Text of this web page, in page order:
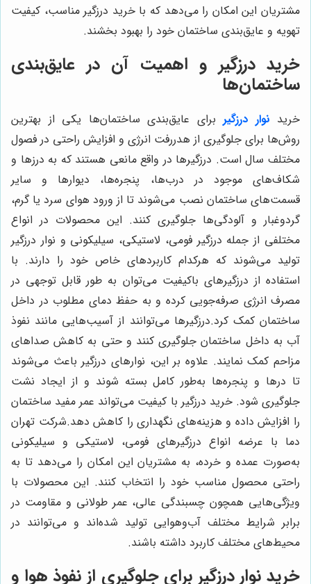
مشتریان این امکان را می‌دهد که با خرید درزگیر مناسب، کیفیت
تهویه و عایق‌بندی ساختمان خود را بهبود بخشند.
خرید درزگیر و اهمیت آن در عایق‌بندی
ساختمان‌ها
خرید نوار درزگیر برای عایق‌بندی ساختمان‌ها یکی از بهترین
روش‌ها برای جلوگیری از هدررفت انرژی و افزایش راحتی در فصول
مختلف سال است. درزگیرها در واقع مانعی هستند که به درزها و
شکاف‌های موجود در درب‌ها، پنجره‌ها، دیوارها و سایر
قسمت‌های ساختمان نصب می‌شوند تا از ورود هوای سرد یا گرم،
گردوغبار و آلودگی‌ها جلوگیری کنند. این محصولات در انواع
مختلفی از جمله درزگیر فومی، لاستیکی، سیلیکونی و نوار درزگیر
تولید می‌شوند که هرکدام کاربردهای خاص خود را دارند. با
استفاده از درزگیرهای باکیفیت می‌توان به طور قابل توجهی در
مصرف انرژی صرفه‌جویی کرده و به حفظ دمای مطلوب در داخل
ساختمان کمک کرد.درزگیرها می‌توانند از آسیب‌هایی مانند نفوذ
آب به داخل ساختمان جلوگیری کنند و حتی به کاهش صداهای
مزاحم کمک نمایند. علاوه بر این، نوارهای درزگیر باعث می‌شوند
تا درها و پنجره‌ها به‌طور کامل بسته شوند و از ایجاد نشت
جلوگیری شود. خرید درزگیر با کیفیت می‌تواند عمر مفید ساختمان
را افزایش داده و هزینه‌های نگهداری را کاهش دهد.شرکت تهران
دما با عرضه انواع درزگیرهای فومی، لاستیکی و سیلیکونی
به‌صورت عمده و خرده، به مشتریان این امکان را می‌دهد تا به
راحتی محصول مناسب خود را انتخاب کنند. این محصولات با
ویژگی‌هایی همچون چسبندگی عالی، عمر طولانی و مقاومت در
برابر شرایط مختلف آب‌وهوایی تولید شده‌اند و می‌توانند در
محیط‌های مختلف کاربرد داشته باشند.
خرید نوار درزگیر برای جلوگیری از نفوذ هوا و